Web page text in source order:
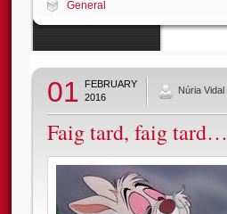
General
01
FEBRUARY
2016
Núria Vidal
Faig tard, faig tard…